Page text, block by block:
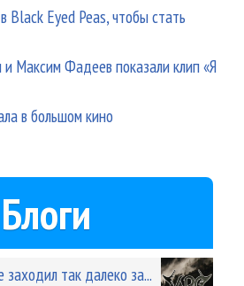
Black Eyed Peas, чтобы стать
Максим Фадеев показали клип «Я
в большом кино
Блоги
так далеко за...